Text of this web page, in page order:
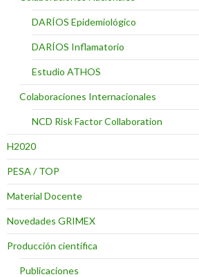
DARÍOS Epidemiológico
DARÍOS Inflamatorio
Estudio ATHOS
Colaboraciones Internacionales
NCD Risk Factor Collaboration
H2020
PESA / TOP
Material Docente
Novedades GRIMEX
Producción científica
Publicaciones